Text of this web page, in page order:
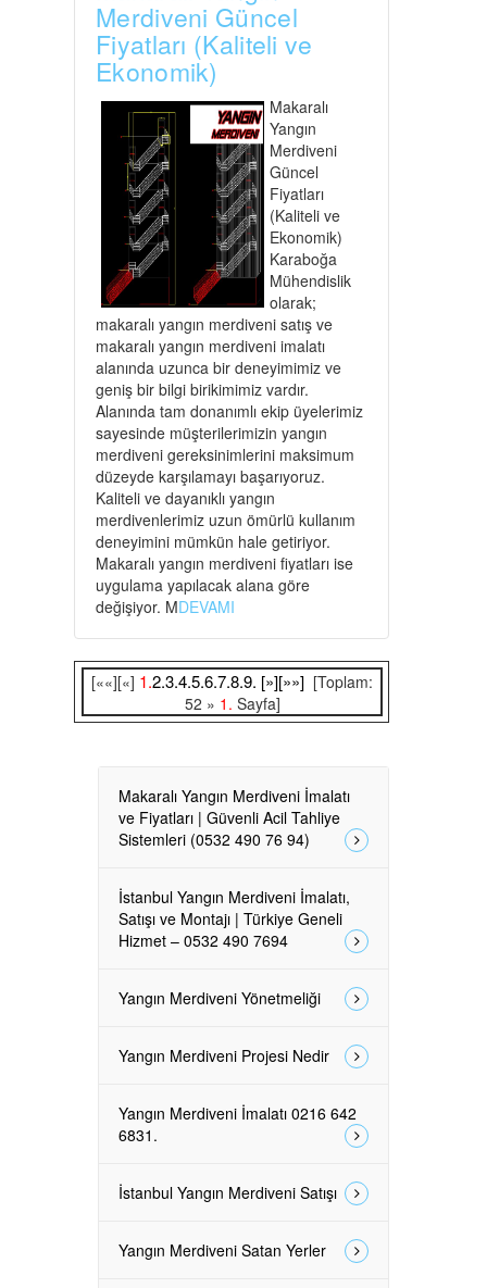
Merdiveni Güncel
Fiyatları (Kaliteli ve
Ekonomik)
Makaralı
Yangın
Merdiveni
Güncel
Fiyatları
(Kaliteli ve
Ekonomik)
Karaboğa
Mühendislik
olarak;
makaralı yangın merdiveni satış ve
makaralı yangın merdiveni imalatı
alanında uzunca bir deneyimimiz ve
geniş bir bilgi birikimimiz vardır.
Alanında tam donanımlı ekip üyelerimiz
sayesinde müşterilerimizin yangın
merdiveni gereksinimlerini maksimum
düzeyde karşılamayı başarıyoruz.
Kaliteli ve dayanıklı yangın
merdivenlerimiz uzun ömürlü kullanım
deneyimini mümkün hale getiriyor.
Makaralı yangın merdiveni fiyatları ise
uygulama yapılacak alana göre
değişiyor. MDEVAMI
[««][«] 1.2.3.4.5.6.7.8.9. [»][»»] [Toplam:
52 » 1. Sayfa]
Makaralı Yangın Merdiveni İmalatı
ve Fiyatları | Güvenli Acil Tahliye
Sistemleri (0532 490 76 94)
İstanbul Yangın Merdiveni İmalatı,
Satışı ve Montajı | Türkiye Geneli
Hizmet – 0532 490 7694
Yangın Merdiveni Yönetmeliği
Yangın Merdiveni Projesi Nedir
Yangın Merdiveni İmalatı 0216 642
6831.
İstanbul Yangın Merdiveni Satışı
Yangın Merdiveni Satan Yerler